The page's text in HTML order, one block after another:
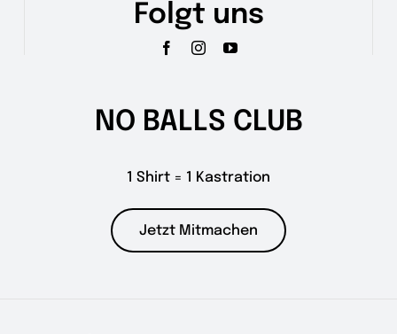
Folgt uns
NO BALLS CLUB
1 Shirt = 1 Kastration
Jetzt Mitmachen